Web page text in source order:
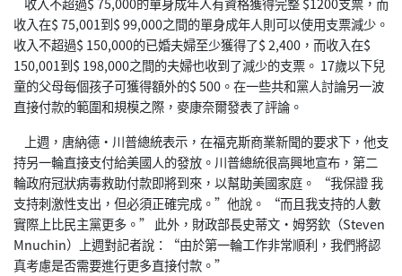
收入在$ 75,001到$ 99,000之間的單身成年人則可以使用支票減少。
收入不超過$ 150,000的已婚夫婦至少獲得了$ 2,400，而收入在$
150,001到$ 198,000之間的夫婦也收到了減少的支票。 17歲以下兒
童的父母每個孩子可獲得額外的$ 500。在一些共和黨人討論另一波
直接付款的範圍和規模之際，麥康奈爾發表了評論。
上週，唐納德•川普總統表示，在福克斯商業新聞的要求下，他支
持另一輪直接支付給美國人的發放。川普總統很高興地宣布，第二
輪政府冠狀病毒救助付款即將到來，以幫助美國家庭。 “我保證 我
支持刺激性支出，但必須正確完成。”他說。 “而且我支持的人數
實際上比民主黨更多。” 此外，財政部長史蒂文•姆努欽（Steven
Mnuchin）上週對記者說：“由於第一輪工作非常順利，我們將認
真考慮是否需要進行更多直接付款。”